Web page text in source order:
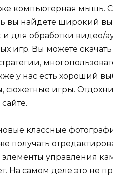
компьютерная мышь.
вы найдете широкий
и для обработки видео/
игр. Вы можете
у нас есть хороший
игры.
классные
получать
управления
На самом деле это не